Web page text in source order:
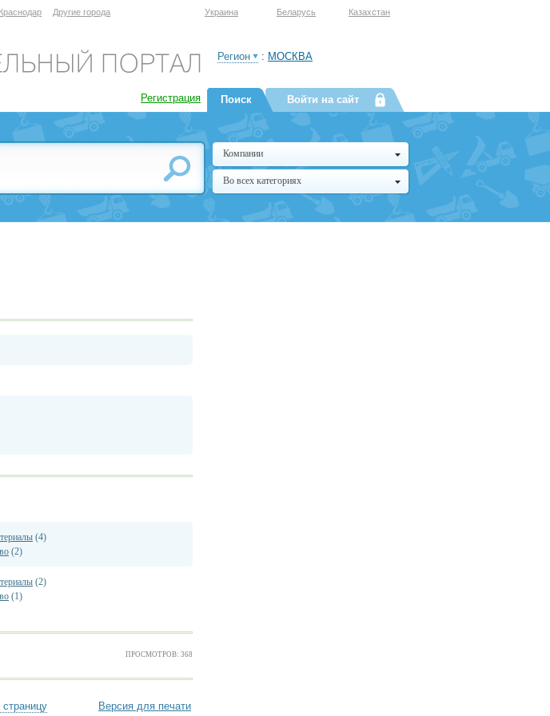
Краснодар Другие города Украина Беларусь Казахстан
Регистрация
Регион : МОСКВА
Поиск Войти на сайт
Компании
Во всех категориях
(4)
(2)
(2)
(1)
ПРОСМОТРОВ: 368
Версия для печати